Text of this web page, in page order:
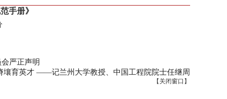
手册》
严正声明
壤育英才 ——记兰州大学教授、中国工程院院士任继周
【 关闭窗口 】